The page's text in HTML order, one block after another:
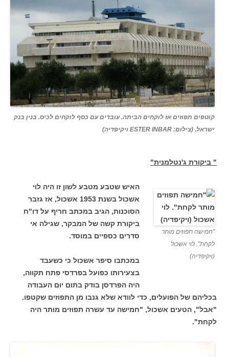
קוטפים תפוזים אז לוקחים הביתה. עובדים עם כסף לוקחים לכיס. בנין בנק
ישראל. (צילום: ESTER INBAR ויקיפדיה)
" ביקורת ג'נטלמנית"
"חמישה תפוזים מותר
לקחת". לוי אשכול
(ויקיפדיה)
האיש שטבע מטבע לשון זו היה לוי
אשכול בשנת 1953 אשכול, אז גזבר
הסוכנות, הגיב במכתב חריף על דו"ח
ביקורת קשה של המבקר, שגילה אי
סדרים כספיים במוסד.
במכתבו סיפר אשכול כי כשעבד
בצעירותו כפועל בפרדסי פתח תקווה,
היה הפרדסן בודק בתום יום העבודה
בכליהם של הפועלים, כדי לוודא שלא גנבו מן התפוזים שקטפו.
"אבל", הטעים אשכול, "חמישה עד עשרה תפוזים מותר היה
לקחת".